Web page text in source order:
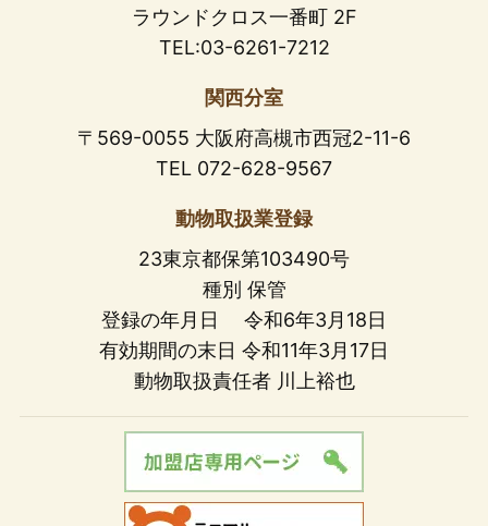
ラウンドクロス一番町 2F
TEL:03-6261-7212
関西分室
〒569-0055 大阪府高槻市西冠2-11-6
TEL 072-628-9567
動物取扱業登録
23東京都保第103490号
種別 保管
登録の年月日 令和6年3月18日
有効期間の末日 令和11年3月17日
動物取扱責任者 川上裕也